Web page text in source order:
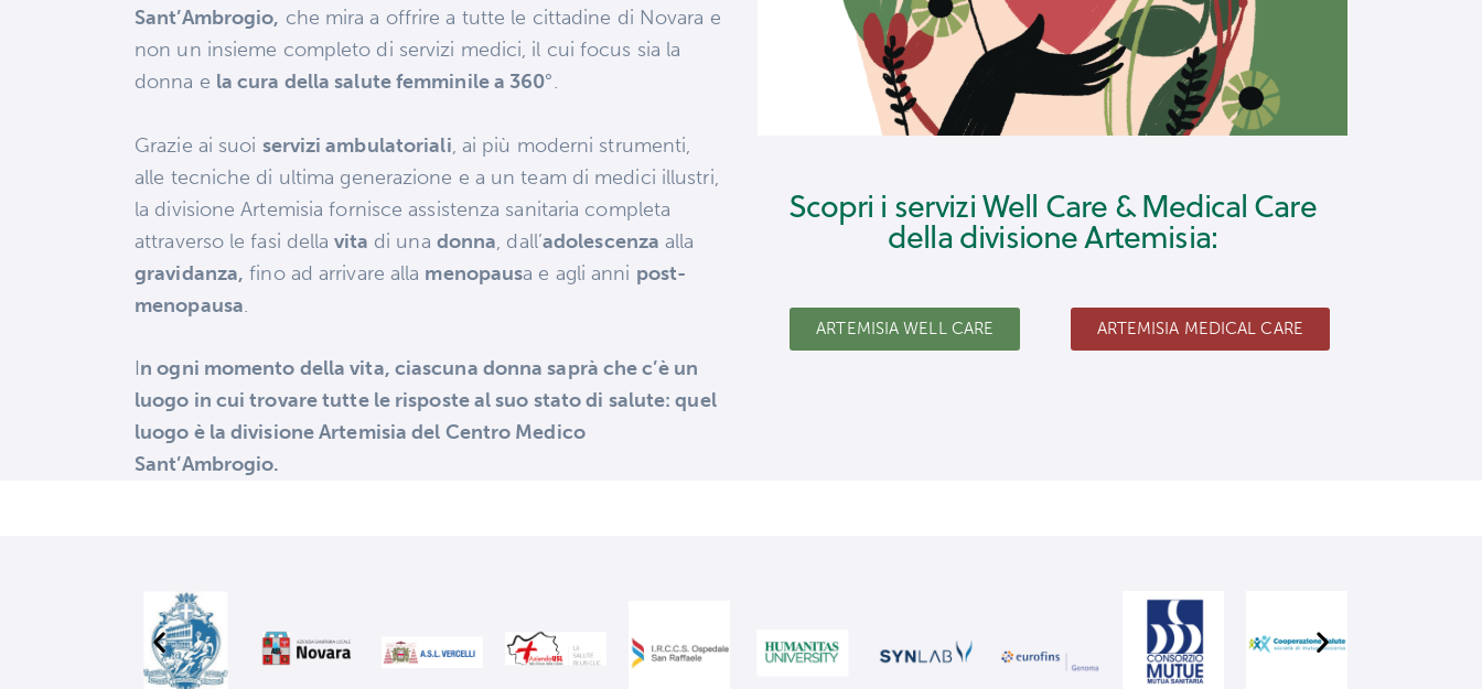
Sant’Ambrogio, che mira a offrire a tutte le cittadine di Novara e
non un insieme completo di servizi medici, il cui focus sia la
donna e la cura della salute femminile a 360°.
Grazie ai suoi servizi ambulatoriali, ai più moderni strumenti,
alle tecniche di ultima generazione e a un team di medici illustri,
la divisione Artemisia fornisce assistenza sanitaria completa
attraverso le fasi della vita di una donna, dall’adolescenza alla
gravidanza, fino ad arrivare alla menopausa e agli anni post-
menopausa.
In ogni momento della vita, ciascuna donna saprà che c’è un
luogo in cui trovare tutte le risposte al suo stato di salute: quel
luogo è la divisione Artemisia del Centro Medico
Sant’Ambrogio.
Scopri i servizi Well Care & Medical Care
della divisione Artemisia:
ARTEMISIA WELL CARE ARTEMISIA MEDICAL CARE